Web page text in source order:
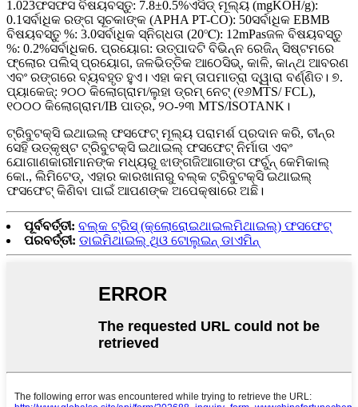
1.023ଫସଫସ ବିଷୟବସ୍ତୁ: 7.8±0.5%ଏସିଡ୍ ମୂଲ୍ୟ (mgKOH/g):
0.1ସର୍ବାଧିକ ରଙ୍ଗ ସୂଚକାଙ୍କ (APHA PT-CO): 50ସର୍ବାଧିକ EBMB
ବିଷୟବସ୍ତୁ %: 3.0ସର୍ବାଧିକ ସ୍ନିଗ୍ଧତା (20℃): 12mPasଜଳ ବିଷୟବସ୍ତୁ
%: 0.2%ସର୍ବାଧିକ6. ପ୍ରୟୋଗ: ଉତ୍ପାଦଟି ବିଭିନ୍ନ ରେଜିନ୍ ସିଷ୍ଟମରେ
ଫ୍ଲୋର ପଲିସ୍ ପ୍ରୟୋଗ, ଜଳଭିତ୍ତିକ ଆଠେସିଭ୍, କାଳି, କାନ୍ଥ ଆବରଣ
ଏବଂ ରଙ୍ଗରେ ବ୍ୟବହୃତ ହୁଏ। ଏହା କମ୍ ତାପମାତ୍ରା ଦ୍ୱାରା ବର୍ଣ୍ଣିତ। ୭.
ପ୍ୟାକେଜ୍: ୨୦୦ କିଲୋଗ୍ରାମ/ଲୁହା ଡ୍ରମ୍ ନେଟ୍ (୧୬MTS/ FCL),
୧୦୦୦ କିଲୋଗ୍ରାମ/IB ପାତ୍ର, ୨୦-୨୩ MTS/ISOTANK।
ଟ୍ରିବୁଟକ୍ସି ଇଥାଇଲ୍ ଫସଫେଟ୍ ମୂଲ୍ୟ ପରାମର୍ଶ ପ୍ରଦାନ କରି, ଚୀନ୍‌ର
ସେହି ଉତ୍କୃଷ୍ଟ ଟ୍ରିବୁଟକ୍ସି ଇଥାଇଲ୍ ଫସଫେଟ୍ ନିର୍ମାତା ଏବଂ
ଯୋଗାଣକାରୀମାନଙ୍କ ମଧ୍ୟରୁ ଝାଙ୍ଗଜିଆଗାଙ୍ଗ ଫର୍ଚୁନ୍ କେମିକାଲ୍
କୋ., ଲିମିଟେଡ୍, ଏହାର କାରଖାନାରୁ ବଲ୍କ ଟ୍ରିବୁଟକ୍ସି ଇଥାଇଲ୍
ଫସଫେଟ୍ କିଣିବା ପାଇଁ ଆପଣଙ୍କ ଅପେକ୍ଷାରେ ଅଛି।
ପୂର୍ବବର୍ତ୍ତୀ: ବଲ୍କ ଟ୍ରିସ୍ (କ୍ଲୋରୋଇଥାଇଲମିଥାଇଲ୍) ଫସଫେଟ୍
ପରବର୍ତ୍ତୀ: ଡାଇମିଥାଇଲ୍ ଥିଓ ଟୋଲୁଇନ୍ ଡାଏମିନ୍